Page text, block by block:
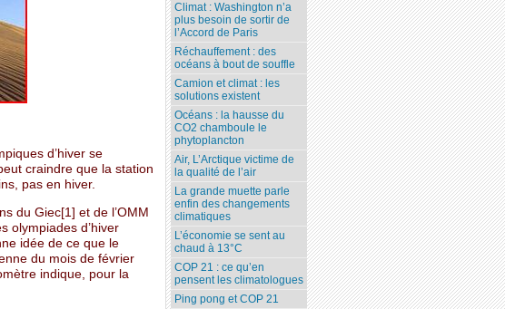
d’hiver se
craindre que la station
pas en hiver.
du Giec[1] et de l’OMM
olympiades d’hiver
idée de ce que le
du mois de février
indique, pour la
Climat : Washington n’a
plus besoin de sortir de
l’Accord de Paris
Réchauffement : des
océans à bout de souffle
Camion et climat : les
solutions existent
Océans : la hausse du
CO2 chamboule le
phytoplancton
Air, L’Arctique victime de
la qualité de l’air
La grande muette parle
enfin des changements
climatiques
L’économie se sent au
chaud à 13°C
COP 21 : ce qu’en
pensent les climatologues
Ping pong et COP 21